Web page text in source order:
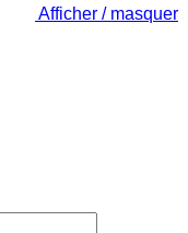
Afficher / masquer